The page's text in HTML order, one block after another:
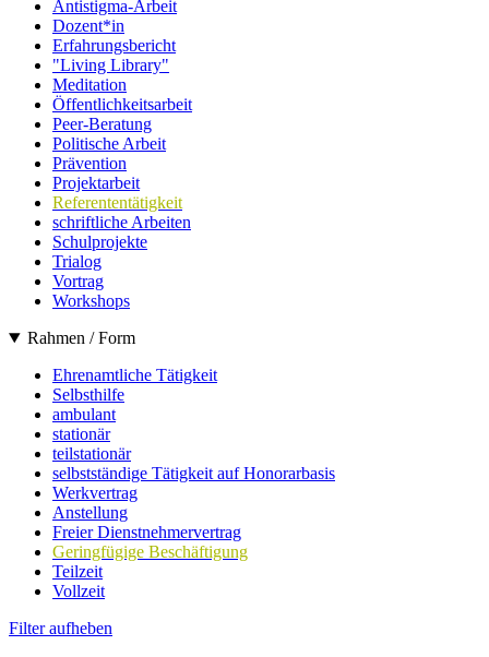
Antistigma-Arbeit
Dozent*in
Erfahrungsbericht
"Living Library"
Meditation
Öffentlichkeitsarbeit
Peer-Beratung
Politische Arbeit
Prävention
Projektarbeit
Referententätigkeit
schriftliche Arbeiten
Schulprojekte
Trialog
Vortrag
Workshops
Rahmen / Form
Ehrenamtliche Tätigkeit
Selbsthilfe
ambulant
stationär
teilstationär
selbstständige Tätigkeit auf Honorarbasis
Werkvertrag
Anstellung
Freier Dienstnehmervertrag
Geringfügige Beschäftigung
Teilzeit
Vollzeit
Filter aufheben